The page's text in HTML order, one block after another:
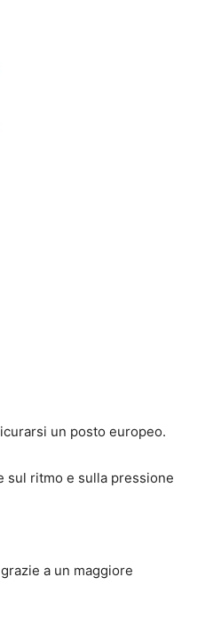
un posto europeo.
sul ritmo e sulla pressione
a un maggiore